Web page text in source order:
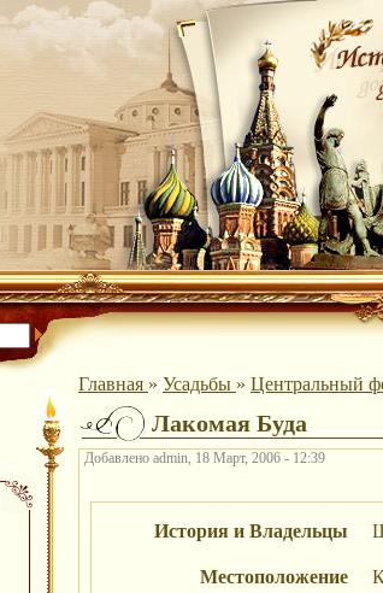
Главная » Усадьбы » Центральный
Лакомая Буда
Добавлено admin, 18 Март, 2006 - 12:39
История и Владельцы
Местоположение